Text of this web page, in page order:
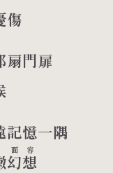
傷
扇門扉
憶一隅
幻想
面容